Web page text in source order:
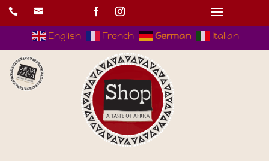
 
English French German Italian